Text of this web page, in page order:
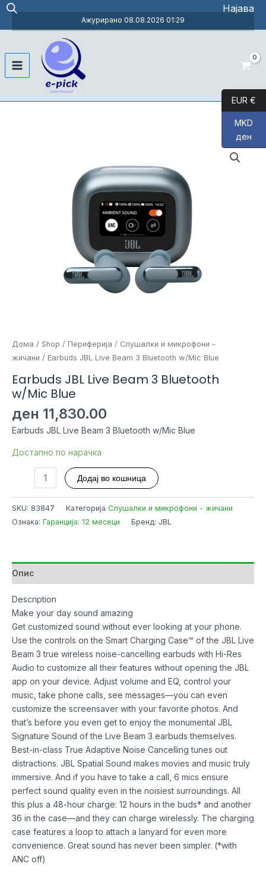
Skip
content
Најава
Ажурирано 08.08.2026 01:29
Main
Дома / Shop / Периферија / Слушалки и микрофони -
жичани / Earbuds JBL Live Beam 3 Bluetooth w/Mic Blue
Earbuds JBL Live Beam 3 Bluetooth
w/Mic Blue
ден 11,830.00
Earbuds JBL Live Beam 3 Bluetooth w/Mic Blue
Достапно по нарачка
Live
Blue
количина
Додај во кошница
SKU: 83847 Категорија Слушалки и микрофони - жичани
Ознака: Гаранција: 12 месеци Бренд: JBL
Опис
Description
Make your day sound amazing
Get customized sound without ever looking at your phone.
Use the controls on the Smart Charging Case™ of the JBL Live
Beam 3 true wireless noise-cancelling earbuds with Hi-Res
Audio to customize all their features without opening the JBL
app on your device. Adjust volume and EQ, control your
music, take phone calls, see messages—you can even
customize the screensaver with your favorite photos. And
that’s before you even get to enjoy the monumental JBL
Signature Sound of the Live Beam 3 earbuds themselves.
Best-in-class True Adaptive Noise Cancelling tunes out
distractions. JBL Spatial Sound makes movies and music truly
immersive. And if you have to take a call, 6 mics ensure
perfect sound quality even in the noisiest surroundings. All
this plus a 48-hour charge: 12 hours in the buds* and another
36 in the case—and they can charge wirelessly. The charging
case features a loop to attach a lanyard for even more
convenience. Great sound has never been simpler. (*with
ANC off)
EUR €
MKD
ден